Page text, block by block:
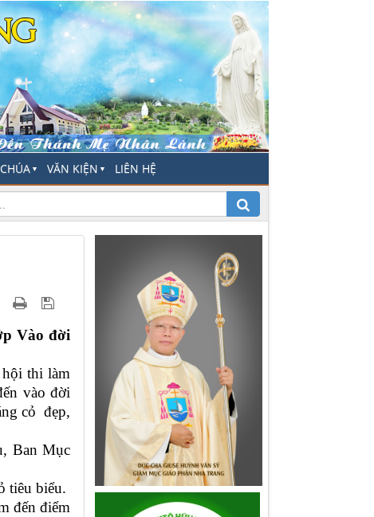
▼ VĂN KIỆN ▼ LIÊN HỆ
Vào đời
thi làm
vào đời
cỏ đẹp,
Ban Mục
tiêu biểu.
đến điểm